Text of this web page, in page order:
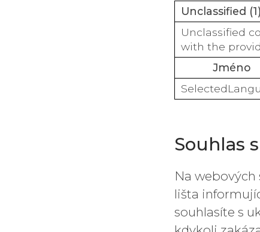
Unclassified (1)
Unclassified
with the
Jméno
Souhlas
Na
lišta
souhlasíte s